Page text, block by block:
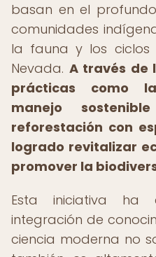
basan en el
comunidades
la fauna y los ciclos
Nevada. A través de
prácticas como
manejo
reforestación con
logrado revitalizar
promover la
Esta iniciativa ha
integración de
ciencia moderna no